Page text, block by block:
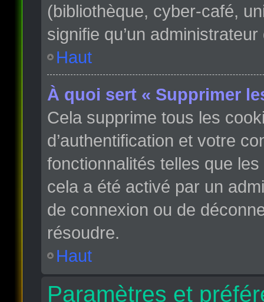
(bibliothèque, cyber-café,
signifie qu’un
Haut
À quoi sert « Supprimer
Cela supprime tous les
d’authentification et votre
fonctionnalités telles que
cela a été activé par un
de connexion ou de
résoudre.
Haut
Paramètres et